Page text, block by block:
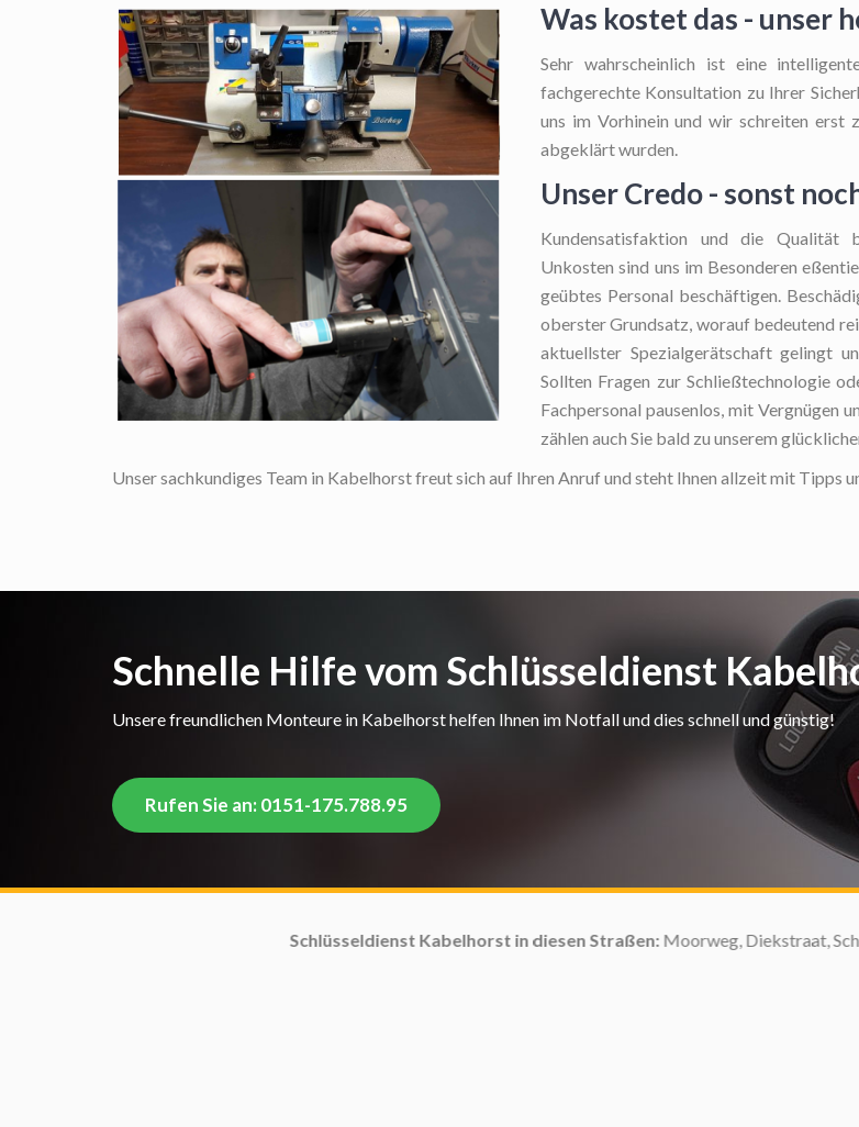
Was kostet das - unser
Sehr wahrscheinlich ist eine
fachgerechte Konsultation zu Ihrer
uns im Vorhinein und wir schreiten erst
abgeklärt wurden.
Unser Credo - sonst
Kundensatisfaktion und die Qualität
Unkosten sind uns im Besonderen
geübtes Personal beschäftigen.
oberster Grundsatz, worauf bedeutend
aktuellster Spezialgerätschaft gelingt
Sollten Fragen zur Schließtechnologie
Fachpersonal pausenlos, mit Vergnügen
zählen auch Sie bald zu unserem
Unser sachkundiges Team in Kabelhorst freut sich auf Ihren Anruf und steht Ihnen allzeit mit Tipps
Schnelle Hilfe vom Schlüsseldienst
Unsere freundlichen Monteure in Kabelhorst helfen Ihnen im Notfall und dies schnell und günstig!
Rufen Sie an: 0151-175.788.95
Schlüsseldienst Kabelhorst in diesen Straßen:Moorweg, Diekstraat, Schmiedeberg,